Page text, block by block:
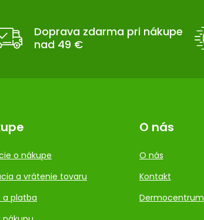
Doprava zdarma pri nákupe
nad 49 €
o nákupe
a vrátenie tovaru
a platba
O nás
O nás
Kontakt
Dermocentrum